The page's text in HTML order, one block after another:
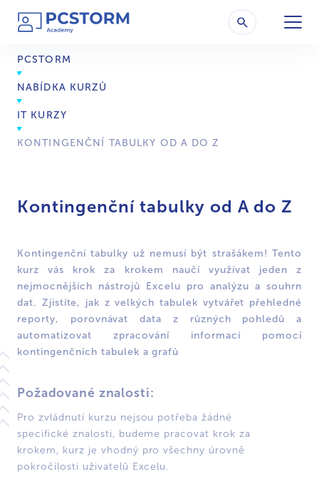
PCSTORM
NABÍDKA KURZŮ
IT KURZY
KONTINGENČNÍ TABULKY OD A DO Z
Kontingenční tabulky od A do Z
Kontingenční tabulky už nemusí být strašákem! Tento
kurz vás krok za krokem naučí využívat jeden z
nejmocnějších nástrojů Excelu pro analýzu a souhrn
dat. Zjistíte, jak z velkých tabulek vytvářet přehledné
reporty, porovnávat data z různých pohledů a
automatizovat zpracování informací pomocí
kontingenčních tabulek a grafů
Požadované znalosti:
Pro zvládnutí kurzu nejsou potřeba žádné
specifické znalosti, budeme pracovat krok za
krokem, kurz je vhodný pro všechny úrovně
pokročilosti uživatelů Excelu.